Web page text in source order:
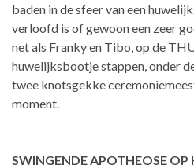
baden in de sfeer van een
verloofd is of gewoon een zeer
net als Franky en Tibo, op de
huwelijksbootje stappen, onder
twee knotsgekke
moment.
SWINGENDE APOTHEOSE OP